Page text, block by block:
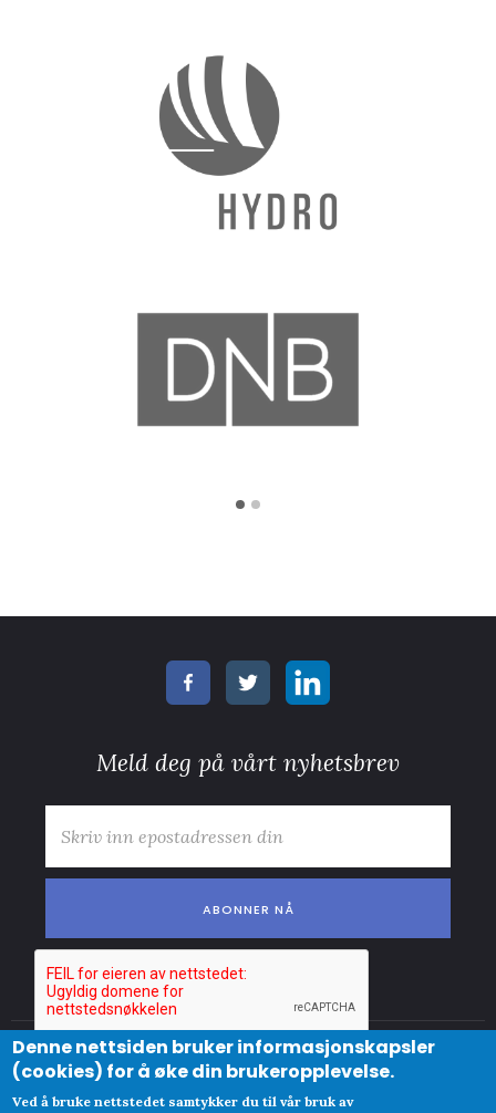
Meld deg på vårt nyhetsbrev
© Copyright
Clue Norge AS
Abonnementsvilkår
Personvernpolicy og cookies
Denne nettsiden bruker informasjonskapsler
(cookies) for å øke din brukeropplevelse.
Ved å bruke nettstedet samtykker du til vår bruk av